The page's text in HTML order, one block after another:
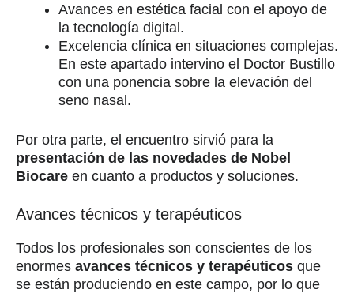
Avances en estética facial con el apoyo de
la tecnología digital.
Excelencia clínica en situaciones complejas.
En este apartado intervino el Doctor Bustillo
con una ponencia sobre la elevación del
seno nasal.
Por otra parte, el encuentro sirvió para la
presentación de las novedades de Nobel
Biocare en cuanto a productos y soluciones.
Avances técnicos y terapéuticos
Todos los profesionales son conscientes de los
enormes avances técnicos y terapéuticos que
se están produciendo en este campo, por lo que